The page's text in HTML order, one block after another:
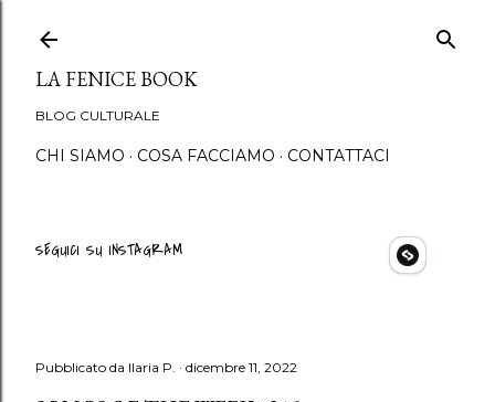
LA FENICE BOOK
BLOG CULTURALE
CHI SIAMO COSA FACCIAMO CONTATTACI
SEGUICI SU INSTAGRAM
Pubblicato da Ilaria P. dicembre 11, 2022